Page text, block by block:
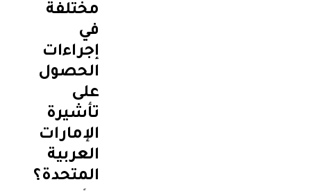
مختلفة
في
إجراءات
الحصول
على
تأشيرة
الإمارات
العربية
المتحدة؟